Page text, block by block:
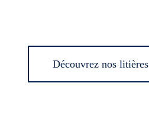
Découvrez nos litières